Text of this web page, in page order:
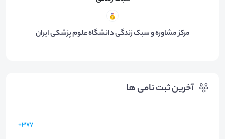
آخرین ثبت نامی ها
377+
مرکز مشاوره و سبک زندگی دانشگاه علوم پزشکی ایران